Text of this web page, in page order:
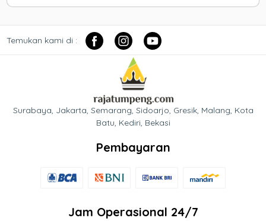
Temukan kami di :
Surabaya, Jakarta, Semarang, Sidoarjo, Gresik, Malang, Kota
Batu, Kediri, Bekasi
Pembayaran
Jam Operasional 24/7